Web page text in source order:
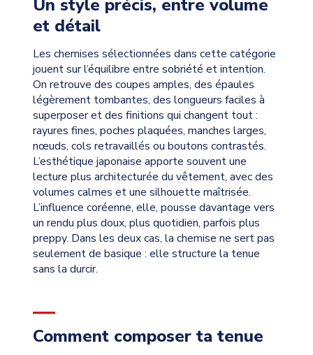
Un style précis, entre volume
et détail
Les chemises sélectionnées dans cette catégorie
jouent sur l’équilibre entre sobriété et intention.
On retrouve des coupes amples, des épaules
légèrement tombantes, des longueurs faciles à
superposer et des finitions qui changent tout :
rayures fines, poches plaquées, manches larges,
nœuds, cols retravaillés ou boutons contrastés.
L’esthétique japonaise apporte souvent une
lecture plus architecturée du vêtement, avec des
volumes calmes et une silhouette maîtrisée.
L’influence coréenne, elle, pousse davantage vers
un rendu plus doux, plus quotidien, parfois plus
preppy. Dans les deux cas, la chemise ne sert pas
seulement de basique : elle structure la tenue
sans la durcir.
Comment composer ta tenue